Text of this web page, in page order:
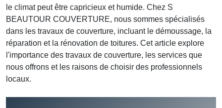
le climat peut être capricieux et humide. Chez S
BEAUTOUR COUVERTURE, nous sommes spécialisés
dans les travaux de couverture, incluant le démoussage, la
réparation et la rénovation de toitures. Cet article explore
l'importance des travaux de couverture, les services que
nous offrons et les raisons de choisir des professionnels
locaux.